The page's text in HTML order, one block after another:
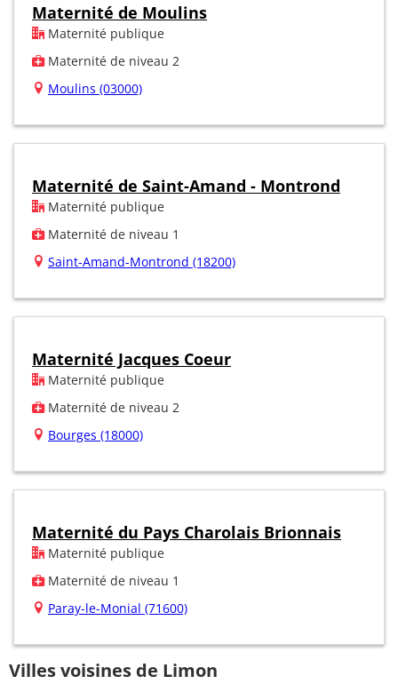
Maternité de Moulins
Maternité publique
Maternité de niveau 2
Moulins (03000)
Maternité de Saint-Amand - Montrond
Maternité publique
Maternité de niveau 1
Saint-Amand-Montrond (18200)
Maternité Jacques Coeur
Maternité publique
Maternité de niveau 2
Bourges (18000)
Maternité du Pays Charolais Brionnais
Maternité publique
Maternité de niveau 1
Paray-le-Monial (71600)
Villes voisines de Limon